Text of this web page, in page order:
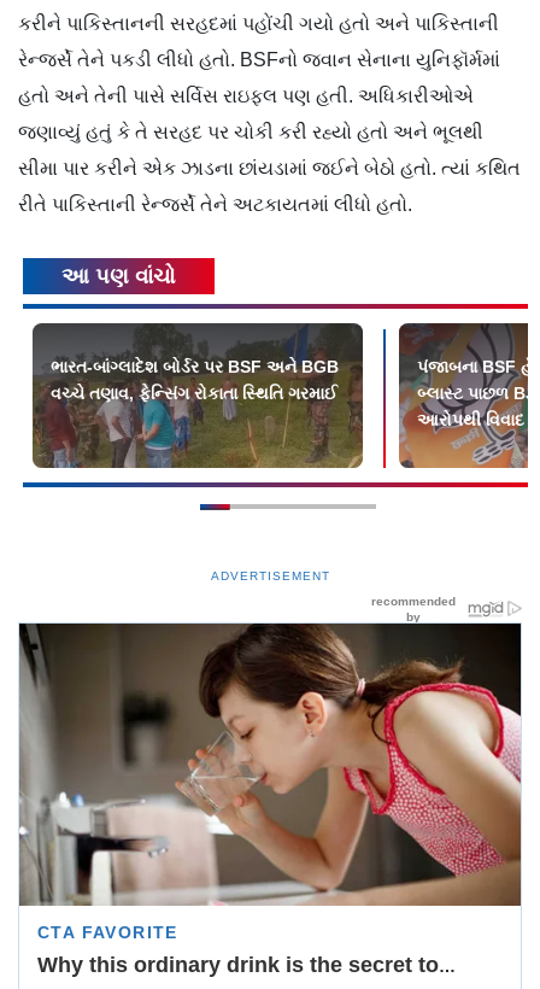
કરીને પાકિસ્તાનની સરહદમાં પહોંચી ગયો હતો અને પાકિસ્તાની
રેન્જર્સે તેને પકડી લીધો હતો. BSFનો જવાન સેનાના યુનિફૉર્મમાં
હતો અને તેની પાસે સર્વિસ રાઇફલ પણ હતી. અધિકારીઓએ
જણાવ્યું હતું કે તે સરહદ પર ચોકી કરી રહ્યો હતો અને ભૂલથી
સીમા પાર કરીને એક ઝાડના છાંયડામાં જઈને બેઠો હતો. ત્યાં કથિત
રીતે પાકિસ્તાની રેન્જર્સે તેને અટકાયતમાં લીધો હતો.
આ પણ વાંચો
ભારત-બાંગ્લાદેશ બોર્ડર પર BSF અને BGB
વચ્ચે તણાવ, ફેન્સિંગ રોકાતા સ્થિતિ ગરમાઈ
પંજાબના BSF
બ્લાસ્ટ પાછળ
આરોપથી વિવાદ
ADVERTISEMENT